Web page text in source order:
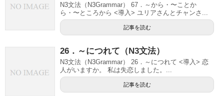
N3文法（N3Grammar） 67．～から・〜ことか
ら・〜ところから <導入> ユリアさんとチャンさ...
記事を読む
26．～につれて（N3文法）
N3文法（N3Grammar） 26．～につれて <導入> 恋
人がいますか。 私は失恋しました。...
記事を読む